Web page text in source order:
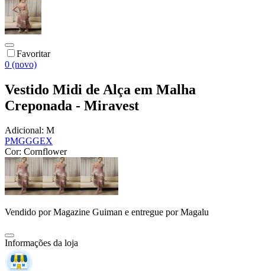
Favoritar
0 (novo)
Vestido Midi de Alça em Malha
Creponada - Miravest
Adicional: M
PMGGGEX
Cor: Cornflower
Vendido porMagazine Guiman e entregue por Magalu
Informações da loja